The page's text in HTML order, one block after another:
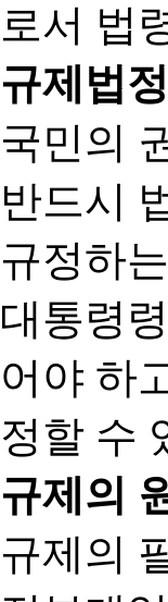
로서 법
규제법
국민의
반드시
규정하
대통령
어야 하
정할 수
규제의
규제의